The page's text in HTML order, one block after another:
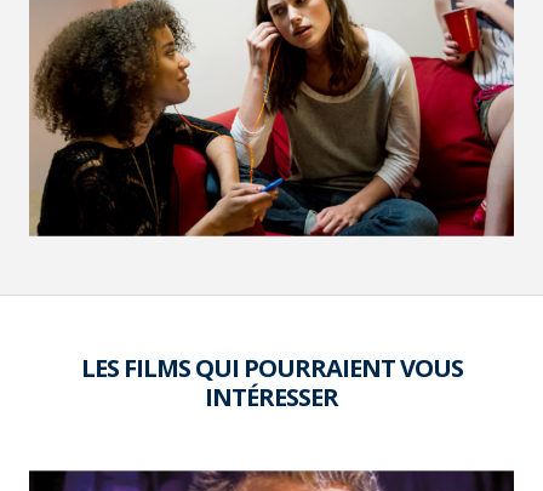
VOIR LA PHOTO EN GRAND FORMAT
LES FILMS QUI POURRAIENT VOUS
INTÉRESSER